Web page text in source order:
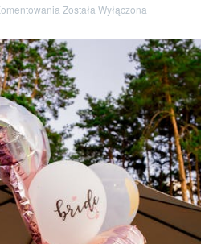
Jak
Stylizację
Na
Wieczór
Panieński
–
Poradnik
2024/2025
Została Wyłączona